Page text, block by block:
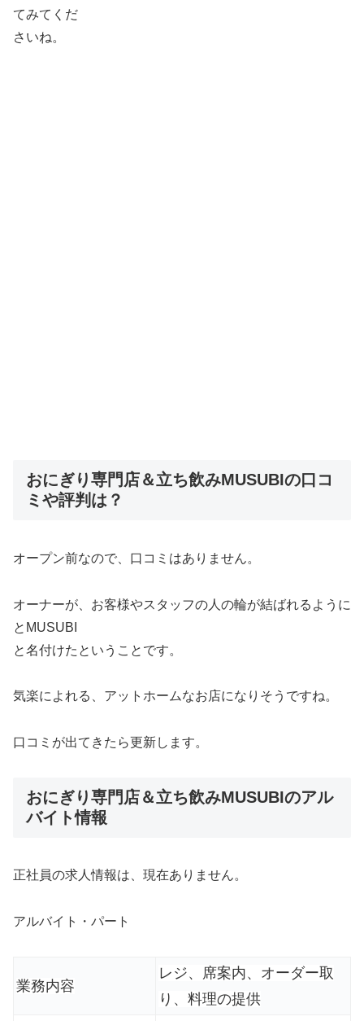
てみてくだ
さいね。
おにぎり専門店＆立ち飲みMUSUBIの口コ
ミや評判は？
オープン前なので、口コミはありません。
オーナーが、お客様やスタッフの人の輪が結ばれるように
とMUSUBI
と名付けたということです。
気楽によれる、アットホームなお店になりそうですね。
口コミが出てきたら更新します。
おにぎり専門店＆立ち飲みMUSUBIのアル
バイト情報
正社員の求人情報は、現在ありません。
アルバイト・パート
業務内容
レジ、席案内、オーダー取
り、料理の提供